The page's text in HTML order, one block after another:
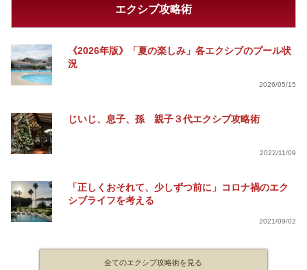
エクシブ攻略術
《2026年版》「夏の楽しみ」各エクシブのプール状
況
2026/05/15
じいじ、息子、孫 親子３代エクシブ攻略術
2022/11/09
「正しくおそれて、少しずつ前に」コロナ禍のエク
シブライフを考える
2021/09/02
全てのエクシブ攻略術を見る